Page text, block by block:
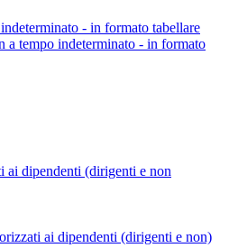
- in formato tabellare
a tempo indeterminato - in formato
ai dipendenti (dirigenti e non
ai dipendenti (dirigenti e non)